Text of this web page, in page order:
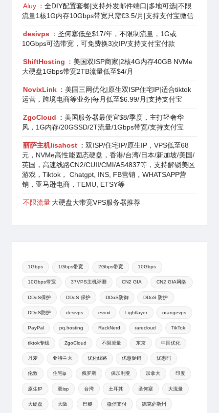
Aluy ：全DIY配置套餐|支持外发邮件端口|多地可选|不限
流量1核1G内存10Gbps带宽只需€3.5/月|支持支付宝微信
desivps
：圣何塞低至$17/年，不限制流量，1G或
10Gbps可选带宽，可免费换3次IP/支持支付宝付款
ShiftHosting
：美国双ISP商家|2核4G内存40GB NVMe
大硬盘1Gbps带宽2TB流量低至$4/月
NovixLink ：美国三网优化|原生双ISP住宅IP|适合tiktok
运营，跨境电商等业务|每月低至$6.99/月|支持支付宝
ZgoCloud
：美国服务器最便宜$8/季度，主打轻奢华
风，1G内存/20GSSD/2T流量/1Gbps带宽/支持支付宝
丽萨主机lisahost ：双ISP/住宅IP/原生IP，VPS低至68
元，NVMe高性能固态硬盘，香港/台湾/日本/新加坡/美国/
英国，高速线路CN2/CUII/CMI/AS4837等，支持解锁美区
游戏，Tiktok， Chatgpt, INS, FB营销，WHATSAPP营
销，亚马逊电商，TEMU, ETSY等
不限流量 大硬盘大带宽VPS服务器推荐
1Gbps 1Gbps带宽 2Gbps带宽 10Gbps
10Gbps带宽 37VPS主机评测 CN2 GIA CN2 GIA网络
DDoS保护 DDoS 保护 DDoS防御 DDoS 防护
DDoS防护 desivps evoxt Lightlayer orangevps
PayPal pq.hosting RackNerd rarecloud TikTok
tiktok专线 ZgoCloud 不限流量 东京 中国优化
丹麦 亚特兰大 优化线路 优惠促销 优惠码
伦敦 住宅ip 俄罗斯 保加利亚 加拿大 印度
原生IP 双isp 台湾 土耳其 圣何塞 大流量
大硬盘 大阪 巴黎 微信支付 德克萨斯州